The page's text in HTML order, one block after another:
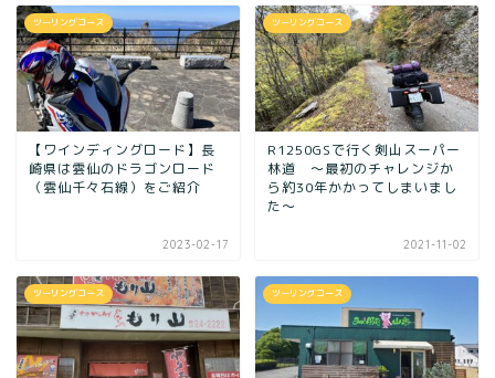
ツーリングコース
【ワインディングロード】長
崎県は雲仙のドラゴンロード
（雲仙千々石線）をご紹介
2023-02-17
ツーリングコース
R1250GSで行く剣山スーパー
林道 ～最初のチャレンジか
ら約30年かかってしまいまし
た～
2021-11-02
ツーリングコース ツーリングコース